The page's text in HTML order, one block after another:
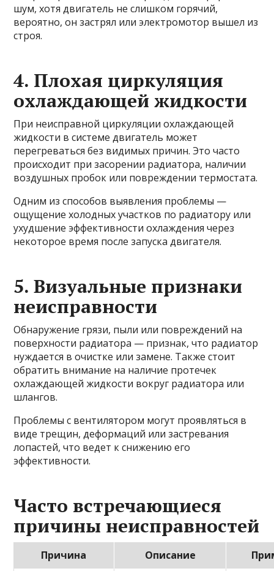
шум, хотя двигатель не слишком горячий,
вероятно, он застрял или электромотор вышел из
строя.
4. Плохая циркуляция
охлаждающей жидкости
При неисправной циркуляции охлаждающей
жидкости в системе двигатель может
перегреваться без видимых причин. Это часто
происходит при засорении радиатора, наличии
воздушных пробок или повреждении термостата.
Одним из способов выявления проблемы —
ощущение холодных участков по радиатору или
ухудшение эффективности охлаждения через
некоторое время после запуска двигателя.
5. Визуальные признаки
неисправности
Обнаружение грязи, пыли или повреждений на
поверхности радиатора — признак, что радиатор
нуждается в очистке или замене. Также стоит
обратить внимание на наличие протечек
охлаждающей жидкости вокруг радиатора или
шлангов.
Проблемы с вентилятором могут проявляться в
виде трещин, деформаций или застревания
лопастей, что ведет к снижению его
эффективности.
Часто встречающиеся
причины неисправностей
Причина Описание